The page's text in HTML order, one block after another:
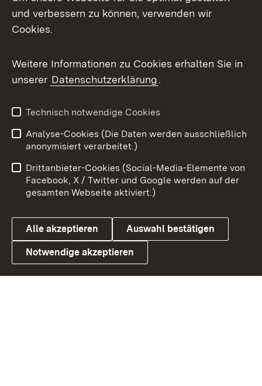
Facebook
X / Twitter
Youtube
Link zum Landesportal
Impressum
Kontakt
Barrierefreiheit
Datenschutz
Cookies
und verbessern zu können, verwenden wir
Cookies.
Weitere Informationen zu Cookies erhalten Sie in
unserer Datenschutzerklärung.
Technisch notwendige Cookies
Analyse-Cookies (Die Daten werden ausschließlich
anonymisiert verarbeitet.)
Drittanbieter-Cookies (Social-Media-Elemente von
Facebook, X / Twitter und Google werden auf der
gesamten Webseite aktiviert.)
Alle akzeptieren Auswahl bestätigen
Notwendige akzeptieren